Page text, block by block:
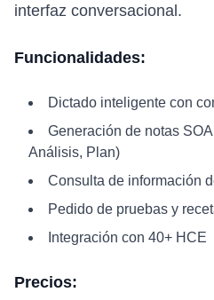
interfaz conversacional.
Funcionalidades:
Dictado inteligente con
Generación de notas
Análisis, Plan)
Consulta de información
Pedido de pruebas y
Integración con 40+ HCE
Precios: